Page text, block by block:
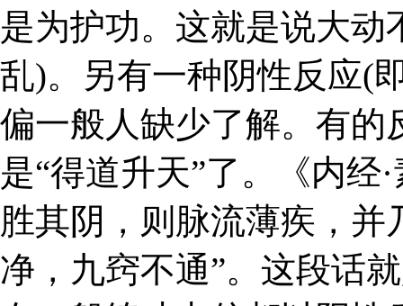
是为护功。这就是说大
乱)。另有一种阴性反应(
偏一般人缺少了解。有的
是“得道升天”了。《内经
胜其阴，则脉流薄疾，
净，九窍不通”。这段话